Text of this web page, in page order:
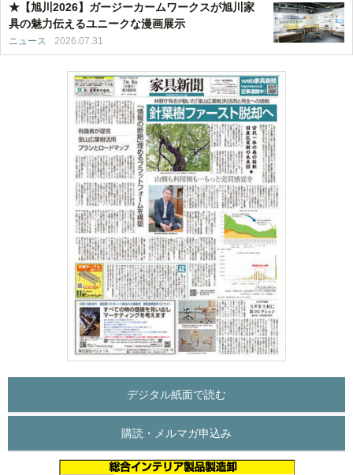
★【旭川2026】ガージーカームワークスが旭川家
具の魅力伝えるユニークな漫画展示
ニュース 2026.07.31
デジタル紙面で読む
購読・メルマガ申込み